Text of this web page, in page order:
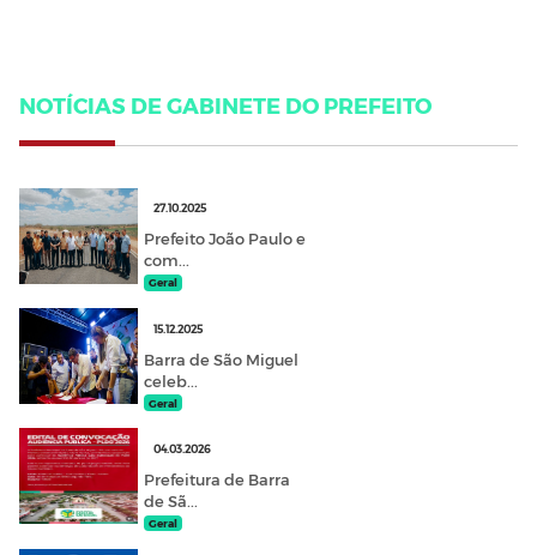
NOTÍCIAS DE GABINETE DO PREFEITO
27.10.2025
Prefeito João Paulo e
com...
Geral
15.12.2025
Barra de São Miguel
celeb...
Geral
04.03.2026
Prefeitura de Barra
de Sã...
Geral